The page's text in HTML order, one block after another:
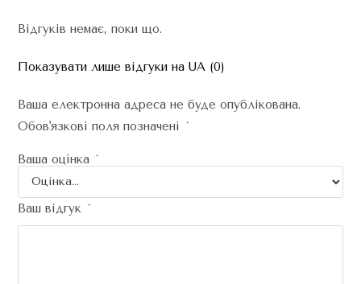
Відгуків немає, поки що.
Показувати лише відгуки на UA (0)
Ваша електронна адреса не буде опублікована.
Обов'язкові поля позначені
*
Ваша оцінка *
Ваш відгук *